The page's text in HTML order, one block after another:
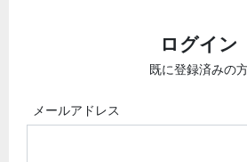
ログイン
既に登録済みの
メールアドレス